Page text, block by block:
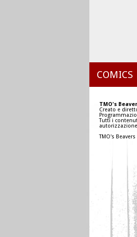
COMICS
TMO's
Creato e
Tutti i
TMO's